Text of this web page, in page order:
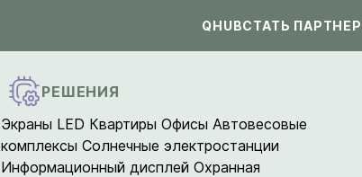
QHUBСТАТЬ
РЕШЕНИЯ
Экраны LED Квартиры Офисы Автовесовые
комплексыСолнечные электростанции
Информационный дисплей Охранная